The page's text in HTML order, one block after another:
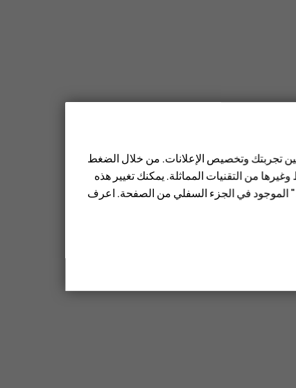
تجربتك وتخصيص الإعلانات. من خلال الضغط
من التقنيات المماثلة. يمكنك تغيير هذه
الموجود في الجزء السفلي من الصفحة. اعرف